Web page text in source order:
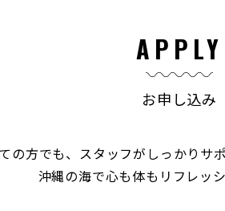
APPLY
お申し込み
の方でも、スタッフがしっかりサ
沖縄の海で心も体もリフレッ